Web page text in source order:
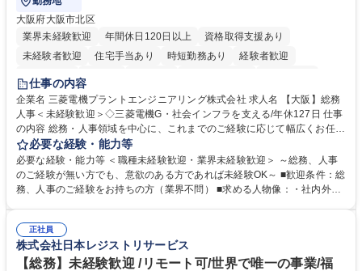
大阪府大阪市北区
業界未経験歓迎
年間休日120日以上
資格取得支援あり
未経験者歓迎
住宅手当あり 時短勤務あり
経験者歓迎
退職金あり
駅近5分以内
土日祝休み 服装自由 寮・社宅あり 食事補助あり
仕事の内容
企業名 三菱電機プラントエンジニアリング株式会社 求人名 【大阪】総務
人事＜未経験歓迎＞◇三菱電機G・社会インフラを支える/年休127日 仕事
の内容 総務・人事領域を中心に、これまでのご経験に応じて幅広くお任せ
します。 ＜具体的には＞ ・総務/人事労務（給与・社保・勤怠管理など）
・採用・教育研修 ・福利厚生運用 など ※基本的には事務所勤務ですが、
採用や教育等の業務内容により、関西圏以外への日帰り・宿泊を伴う国内
出張もございます。 ※担当業務を持ちつつ、お互いに助け合いながら、総
必要な経験・能力等
必要な経験・能力等 ＜職種未経験歓迎・業界未経験歓迎＞ ～総務、人事
のご経験が無い方でも、意欲のある方であれば未経験OK～ ■歓迎条件：総
務、人事のご経験をお持ちの方（業界不問） ■求める人物像：・社内外の
正社員
株式会社日本レジストリサービス
【総務】未経験歓迎 /リモート可/世界で唯一の事業/福